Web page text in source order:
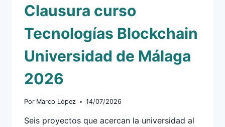
Clausura curso
Tecnologías Blockchain
Universidad de Málaga
2026
Por Marco López 14/07/2026
Seis proyectos que acercan la universidad al